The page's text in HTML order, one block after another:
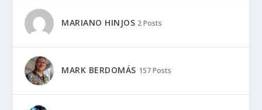
MARIANO HINJOS 2 Posts
MARK BERDOMÁS 157 Posts